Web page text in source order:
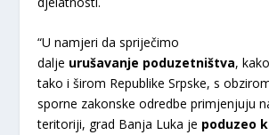
“U namjeri da spriječimo
dalje urušavanje poduzetništva,
tako i širom Republike Srpske, s
sporne zakonske odredbe primjenjuju
teritoriji, grad Banja Luka je poduzeo